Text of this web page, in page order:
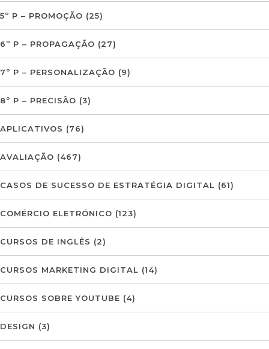
5º P – PROMOÇÃO (25)
6º P – PROPAGAÇÃO (27)
7º P – PERSONALIZAÇÃO (9)
8º P – PRECISÃO (3)
APLICATIVOS (76)
AVALIAÇÃO (467)
CASOS DE SUCESSO DE ESTRATÉGIA DIGITAL (61)
COMÉRCIO ELETRÓNICO (123)
CURSOS DE INGLÊS (2)
CURSOS MARKETING DIGITAL (14)
CURSOS SOBRE YOUTUBE (4)
DESIGN (3)